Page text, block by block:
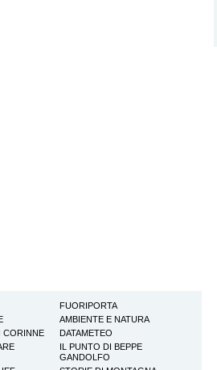
FUORIPORTA
AMBIENTE E NATURA
CORINNE
DATAMETEO
IL PUNTO DI BEPPE
GANDOLFO